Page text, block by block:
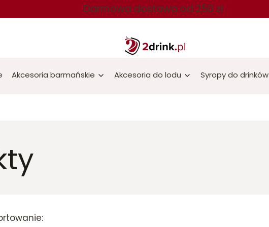
Darmowa dostawa od 250 zł
Akcesoria barmańskie Akcesoria do lodu Syropy do drinków